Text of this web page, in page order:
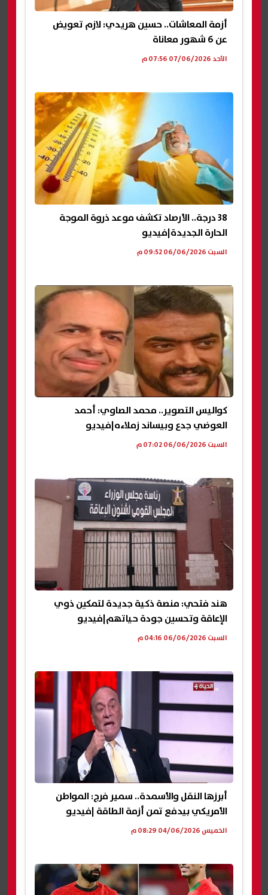
أزمة المعاشات.. حسين هريدي: لازم تعويض
عن 6 شهور معاناة
الأحد 07/06/2026 07:56 م
38 درجة.. الأرصاد تكشف موعد ذروة الموجة
الحارة الجديدة|فيديو
السبت 06/06/2026 09:52 م
كواليس التصوير.. محمد الصاوي: أحمد
العوضي جدع وبيساند زملاءه|فيديو
السبت 06/06/2026 07:02 م
هند فتحي: منصة ذكية جديدة لتمكين ذوي
الإعاقة وتحسين جودة حياتهم|فيديو
السبت 06/06/2026 04:16 م
أبرزها النقل والأسمدة.. سمير فرج: المواطن
الأمريكي بيدفع تمن أزمة الطاقة |فيديو
الخميس 04/06/2026 08:29 م